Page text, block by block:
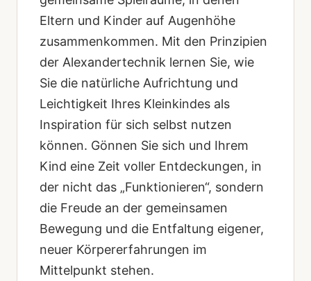
Eltern und Kinder auf Augenhöhe
zusammenkommen. Mit den Prinzipien
der Alexandertechnik lernen Sie, wie
Sie die natürliche Aufrichtung und
Leichtigkeit Ihres Kleinkindes als
Inspiration für sich selbst nutzen
können. Gönnen Sie sich und Ihrem
Kind eine Zeit voller Entdeckungen, in
der nicht das „Funktionieren“, sondern
die Freude an der gemeinsamen
Bewegung und die Entfaltung eigener,
neuer Körpererfahrungen im
Mittelpunkt stehen.